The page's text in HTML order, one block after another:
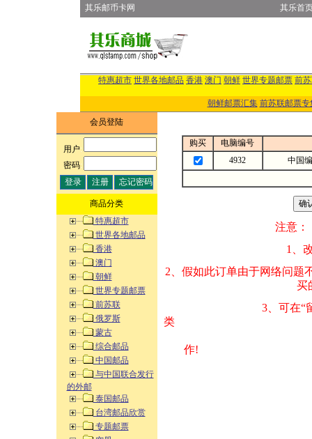
其乐邮币卡网 其乐首
特惠超市 世界各地邮品 香港 澳门 朝鲜 世界专题邮票 前
朝鲜邮票汇集 前苏联邮票专
会员登陆
用户:
密码:
商品分类
特惠超市
世界各地邮品
香港
澳门
朝鲜
世界专题邮票
前苏联
俄罗斯
蒙古
综合邮品
中国邮品
与中国联合发行
的外邮
泰国邮品
台湾邮品欣赏
专题邮票
购买
电脑编号
4932
中国
注意：
1、改变商品数量
2、假如此订单由
买的邮品的“
3、可在“
类 方式告之
作!